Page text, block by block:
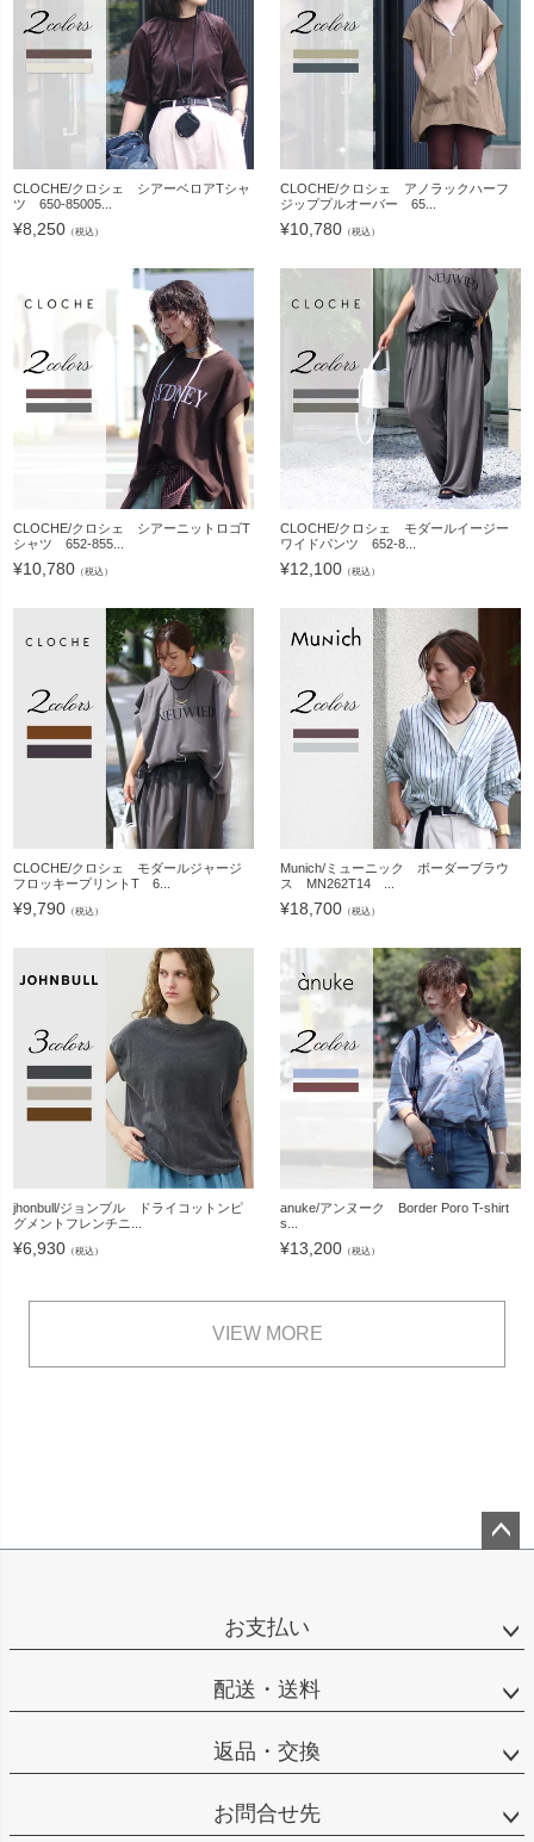
CLOCHE/クロシェ シアーベロアTシャ
ツ 650-85005...
¥8,250 （税込）
CLOCHE/クロシェ アノラックハーフ
ジッププルオーバー 65...
¥10,780 （税込）
CLOCHE/クロシェ シアーニットロゴT
シャツ 652-855...
¥10,780 （税込）
CLOCHE/クロシェ モダールイージー
ワイドパンツ 652-8...
¥12,100 （税込）
CLOCHE/クロシェ モダールジャージ
フロッキープリントT 6...
¥9,790 （税込）
Munich/ミューニック ボーダーブラウ
ス MN262T14 ...
¥18,700 （税込）
jhonbull/ジョンブル ドライコットンピ
グメントフレンチニ...
¥6,930 （税込）
anuke/アンヌーク Border Poro T-shirt
s...
¥13,200 （税込）
VIEW MORE
お支払い
配送・送料
返品・交換
お問合せ先